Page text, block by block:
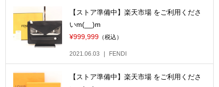
【ストア準備中】楽天市場 をご利用くださ
いm(__)m
¥999,999 （税込）
2021.06.03 FENDI
【ストア準備中】楽天市場 をご利用くださ